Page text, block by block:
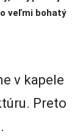
veľmi bohatý
v kapele
Preto